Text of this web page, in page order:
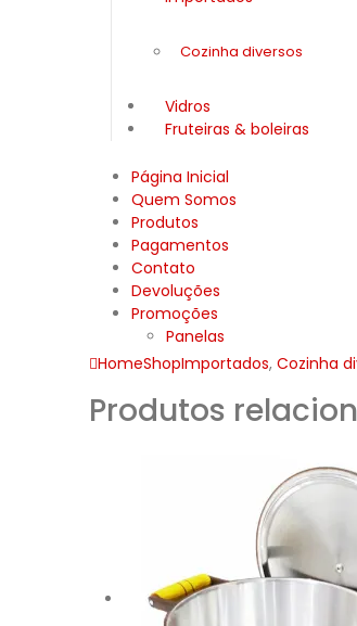
Cozinha diversos
Vidros
Fruteiras & boleiras
Página Inicial
Quem Somos
Produtos
Pagamentos
Contato
Devoluções
Promoções
Panelas
HomeShopImportados, Cozinha
Produtos